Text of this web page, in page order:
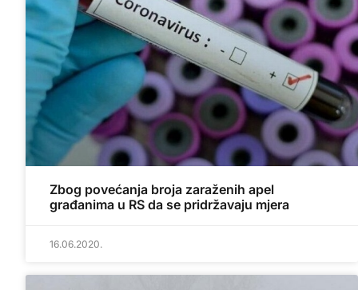
Zbog povećanja broja zaraženih apel
građanima u RS da se pridržavaju mjera
16.06.2020.